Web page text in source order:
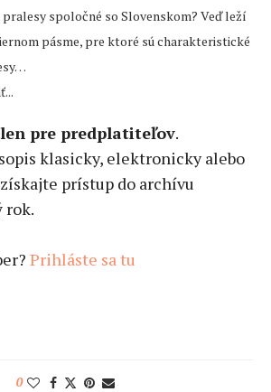
pralesy spoločné so Slovenskom? Veď leží
pásme, pre ktoré sú charakteristické
pre predplatiteľov.
klasicky, elektronicky alebo
prístup do archívu
rok.
Prihláste sa tu
0